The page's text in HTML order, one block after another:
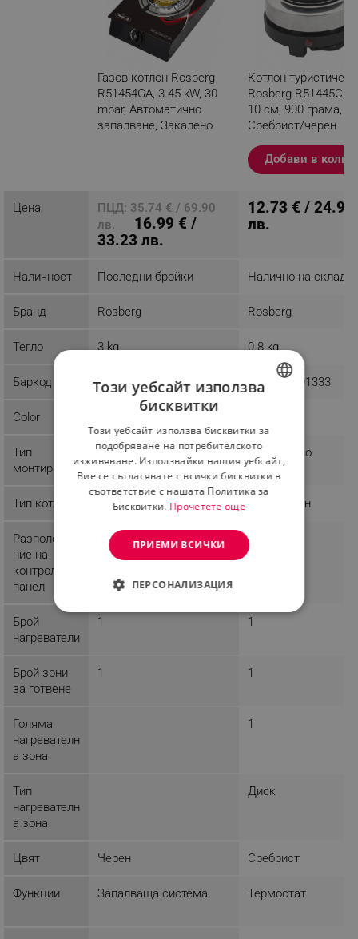
Газов котлон Rosberg
R51454GA, 3.45 kW, 30
mbar, Автоматично
запалване, Закалено
Котлон
Rosberg R51445C,
10 см, 900 грама,
Сребрист/черен
Добави в
Цена
ПЦД: 35.74 € / 69.90
лв.
16.99 € /
33.23 лв.
12.73 € / 24.90
лв.
Наличност Последни бройки Налично на склад
Бранд Rosberg Rosberg
Тегло 3 kg 0.8 kg
Баркод 3800237042821 3800235301333
Color
Тип
монтиране
Стандартно Стандартно
Тип котлон Газов Стандартен
Разположе
ние на
контролния
панел
Предно Предно
Брой
нагреватели
1 1
Брой зони
за готвене
1 1
Голяма
нагревателн
а зона
1
Тип
нагревателн
а зона
Диск
Цвят Черен Сребрист
Функции Запалваща система Термостат
Този уебсайт използва
бисквитки
Този уебсайт използва бисквитки за
подобряване на потребителското
изживяване. Използвайки нашия уебсайт,
Вие се съгласявате с всички бисквитки в
съответствие с нашата Политика за
Бисквитки. Прочетете още
ПРИЕМИ ВСИЧКИ
ПЕРСОНАЛИЗАЦИЯ
СТРОГО НЕОБХОДИМО
ТАРГЕТИРАНЕ
Строго необходимите бисквитки позволяват
основната функционалност на уебсайта, като